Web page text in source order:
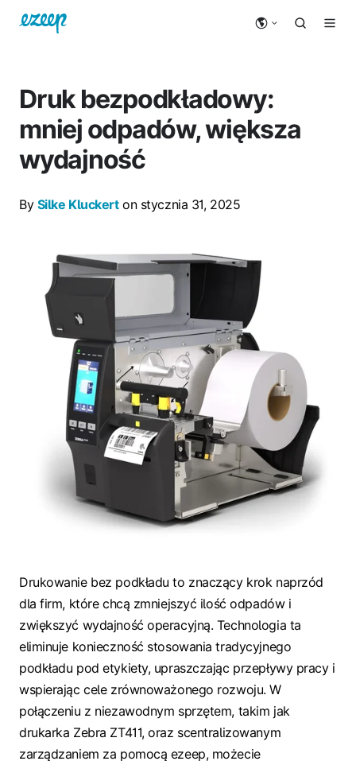
Druk bezpodkładowy:
mniej odpadów, większa
wydajność
By Silke Kluckerton stycznia 31, 2025
Drukowanie bez podkładu to znaczący krok naprzód
dla firm, które chcą zmniejszyć ilość odpadów i
zwiększyć wydajność operacyjną. Technologia ta
eliminuje konieczność stosowania tradycyjnego
podkładu pod etykiety, upraszczając przepływy pracy i
wspierając cele zrównoważonego rozwoju. W
połączeniu z niezawodnym sprzętem, takim jak
drukarka Zebra ZT411, oraz scentralizowanym
zarządzaniem za pomocą ezeep, możecie